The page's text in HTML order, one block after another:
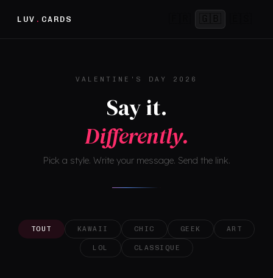
LUV . CARDS 🇬🇧
VALENTINE'S DAY 2026
Say it.
Differently.
Pick a style. Write your message. Send the link.
TOUT KAWAII CHIC GEEK ART
LOL CLASSIQUE